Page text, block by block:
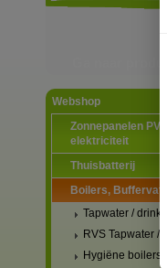
Webshop
Zonnepanelen PV-
elektriciteit
Thuisbatterij
Boilers,
Tapwater /
RVS Tapwater /
Hygiëne boilers